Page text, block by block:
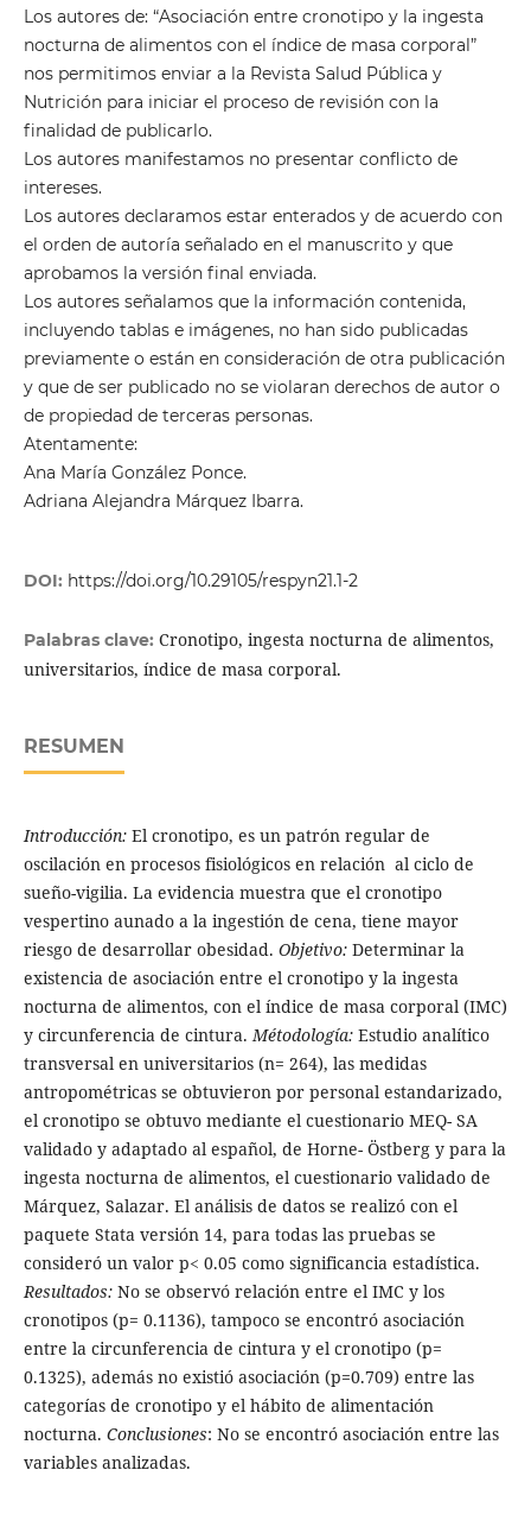
Los autores de: “Asociación entre cronotipo y la ingesta
nocturna de alimentos con el índice de masa corporal”
nos permitimos enviar a la Revista Salud Pública y
Nutrición para iniciar el proceso de revisión con la
finalidad de publicarlo.
Los autores manifestamos no presentar conflicto de
intereses.
Los autores declaramos estar enterados y de acuerdo con
el orden de autoría señalado en el manuscrito y que
aprobamos la versión final enviada.
Los autores señalamos que la información contenida,
incluyendo tablas e imágenes, no han sido publicadas
previamente o están en consideración de otra publicación
y que de ser publicado no se violaran derechos de autor o
de propiedad de terceras personas.
Atentamente:
Ana María González Ponce.
Adriana Alejandra Márquez Ibarra.
DOI: https://doi.org/10.29105/respyn21.1-2
Palabras clave: Cronotipo, ingesta nocturna de alimentos,
universitarios, índice de masa corporal.
RESUMEN
Introducción:El cronotipo, es un patrón regular de
oscilación en procesos fisiológicos en relación al ciclo de
sueño-vigilia. La evidencia muestra que el cronotipo
vespertino aunado a la ingestión de cena, tiene mayor
riesgo de desarrollar obesidad. Objetivo: Determinar la
existencia de asociación entre el cronotipo y la ingesta
nocturna de alimentos, con el índice de masa corporal (IMC)
y circunferencia de cintura. Métodología:Estudio analítico
transversal en universitarios (n= 264), las medidas
antropométricas se obtuvieron por personal estandarizado,
el cronotipo se obtuvo mediante el cuestionario MEQ- SA
validado y adaptado al español, de Horne- Östberg y para la
ingesta nocturna de alimentos, el cuestionario validado de
Márquez, Salazar. El análisis de datos se realizó con el
paquete Stata versión 14, para todas las pruebas se
consideró un valor p< 0.05 como significancia estadística.
Resultados:No se observó relación entre el IMC y los
cronotipos (p= 0.1136), tampoco se encontró asociación
entre la circunferencia de cintura y el cronotipo (p=
0.1325), además no existió asociación (p=0.709) entre las
categorías de cronotipo y el hábito de alimentación
nocturna. Conclusiones: No se encontró asociación entre las
variables analizadas.